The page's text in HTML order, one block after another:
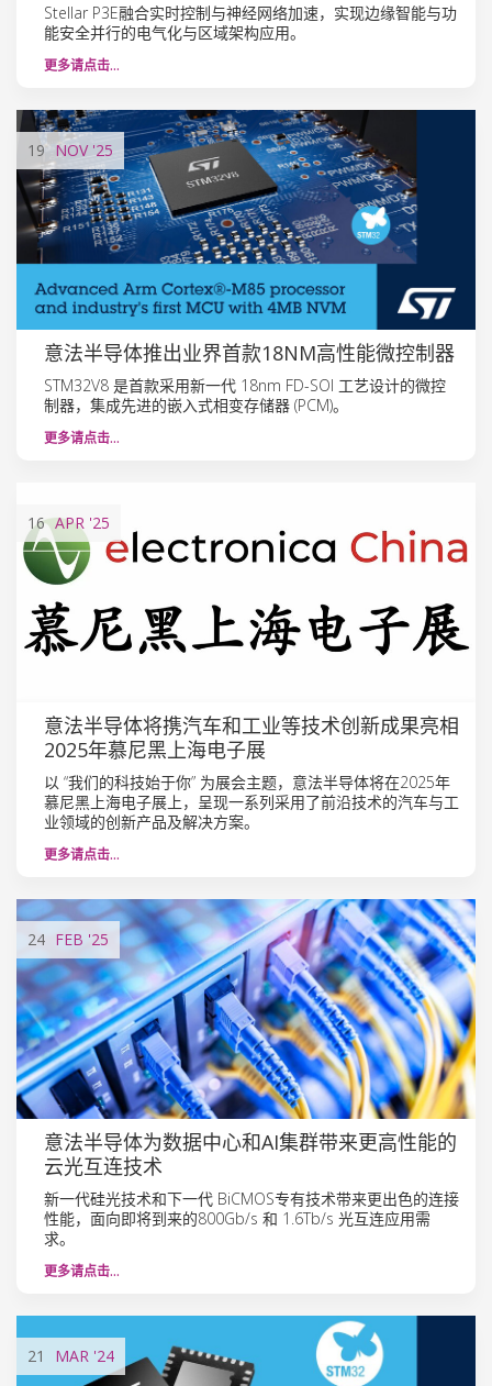
Stellar P3E融合实时控制与神经网络加速，实现边缘智能与功
能安全并行的电气化与区域架构应用。
更多请点击…
19 NOV'25
意法半导体推出业界首款18NM高性能微控制器
STM32V8 是首款采用新一代 18nm FD-SOI 工艺设计的微控
制器，集成先进的嵌入式相变存储器 (PCM)。
更多请点击…
16 APR '25
意法半导体将携汽车和工业等技术创新成果亮相
2025年慕尼黑上海电子展
以 “我们的科技始于你” 为展会主题，意法半导体将在2025年
慕尼黑上海电子展上，呈现一系列采用了前沿技术的汽车与工
业领域的创新产品及解决方案。
更多请点击…
24 FEB '25
意法半导体为数据中心和AI集群带来更高性能的
云光互连技术
新一代硅光技术和下一代 BiCMOS专有技术带来更出色的连接
性能，面向即将到来的800Gb/s 和 1.6Tb/s 光互连应用需
求。
更多请点击…
21 MAR '24